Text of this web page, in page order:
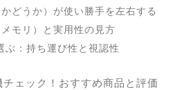
どうか）が使い勝手を左右する
モリ）と実用性の見方
ぶ：持ち運び性と視認性
ェック！おすすめ商品と評価